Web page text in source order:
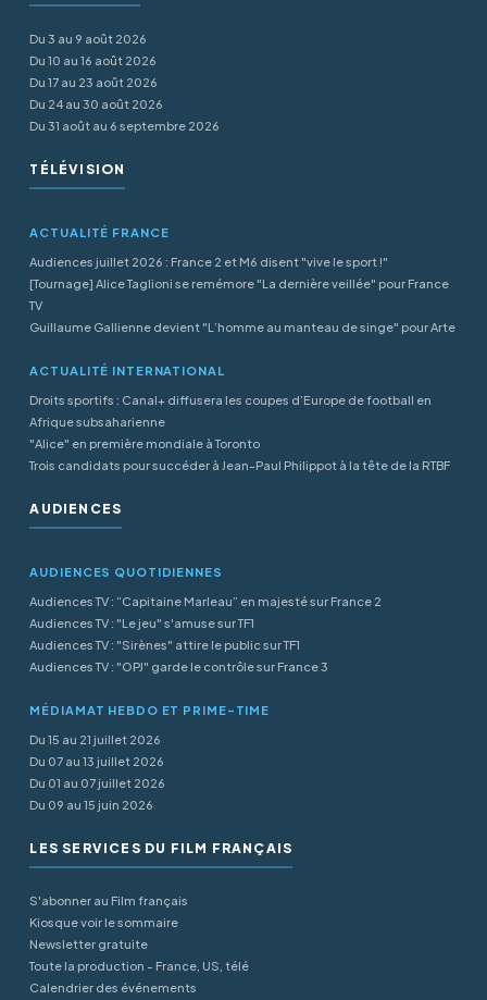
Du 3 au 9 août 2026
Du 10 au 16 août 2026
Du 17 au 23 août 2026
Du 24 au 30 août 2026
Du 31 août au 6 septembre 2026
TÉLÉVISION
ACTUALITÉ FRANCE
Audiences juillet 2026 : France 2 et M6 disent "vive le sport !"
[Tournage] Alice Taglioni se remémore "La dernière veillée" pour France
TV
Guillaume Gallienne devient "L’homme au manteau de singe" pour Arte
ACTUALITÉ INTERNATIONAL
Droits sportifs : Canal+ diffusera les coupes d’Europe de football en
Afrique subsaharienne
"Alice" en première mondiale à Toronto
Trois candidats pour succéder à Jean-Paul Philippot à la tête de la RTBF
AUDIENCES
AUDIENCES QUOTIDIENNES
Audiences TV : “Capitaine Marleau” en majesté sur France 2
Audiences TV : "Le jeu" s'amuse sur TF1
Audiences TV : "Sirènes" attire le public sur TF1
Audiences TV : "OPJ" garde le contrôle sur France 3
MÉDIAMAT HEBDO ET PRIME-TIME
Du 15 au 21 juillet 2026
Du 07 au 13 juillet 2026
Du 01 au 07 juillet 2026
Du 09 au 15 juin 2026
LES SERVICES DU FILM FRANÇAIS
S'abonner au Film français
Kiosque voir le sommaire
Newsletter gratuite
Toute la production - France, US, télé
Calendrier des événements